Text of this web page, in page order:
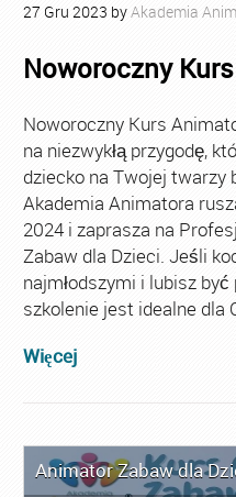
27 Gru 2023 byAkademia
Noworoczny
Noworoczny Kurs
na niezwykłą przygodę,
dziecko na Twojej twarzy
Akademia Animatora
2024 i zaprasza na
Zabaw dla Dzieci. Jeśli
najmłodszymi i lubisz
szkolenie jest idealne dla
Więcej
Animator Zabaw dla